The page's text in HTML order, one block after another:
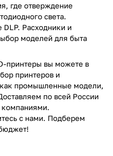
где отверждение
света.
Расходники и
моделей для быта
принтеры вы можете в
принтеров и
промышленные модели,
по всей России
компаниями.
с нами. Подберем